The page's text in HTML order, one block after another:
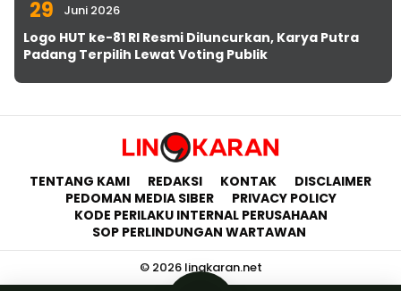
29 Juni 2026
Logo HUT ke-81 RI Resmi Diluncurkan, Karya Putra
Padang Terpilih Lewat Voting Publik
TENTANG KAMI REDAKSI KONTAK
DISCLAIMER
PEDOMAN MEDIA SIBER
PRIVACY POLICY
KODE PERILAKU INTERNAL PERUSAHAAN
SOP PERLINDUNGAN WARTAWAN
© 2026 lingkaran.net